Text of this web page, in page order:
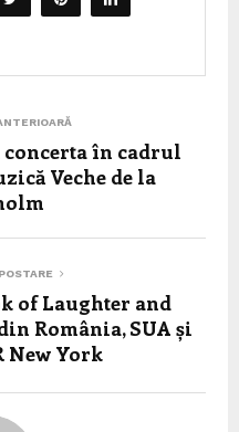
în cadrul
Veche de la
of Laughter and
România, SUA și
New York